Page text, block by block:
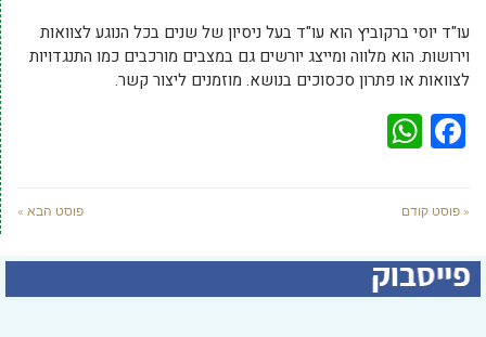
עו"ד יוסי ברקוביץ הוא עו"ד בעל ניסיון של שנים בכל הנוגע לצוואות
וירושות. הוא מלווה ומייצג יורשים גם במצבים מורכבים כמו התנגדויות
לצוואות או פתרון סכסוכים בנושא. מוזמנים ליצור קשר.
Facebook
« פוסט קודם פוסט הבא »